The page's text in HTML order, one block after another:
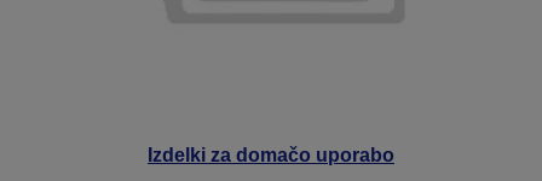
Izdelki za domačo uporabo